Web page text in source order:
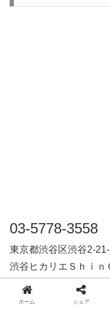
03-5778-3558
東京都渋谷区渋谷2-
渋谷ヒカリエＳｈｉｎ
10:00-21:00 修理受付
ホーム シェア